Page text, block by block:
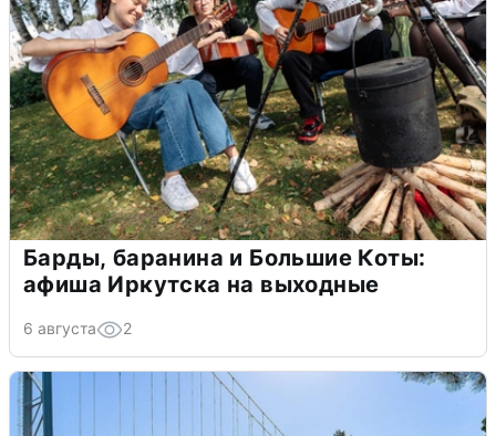
Барды, баранина и Большие Коты:
афиша Иркутска на выходные
6 августа 2